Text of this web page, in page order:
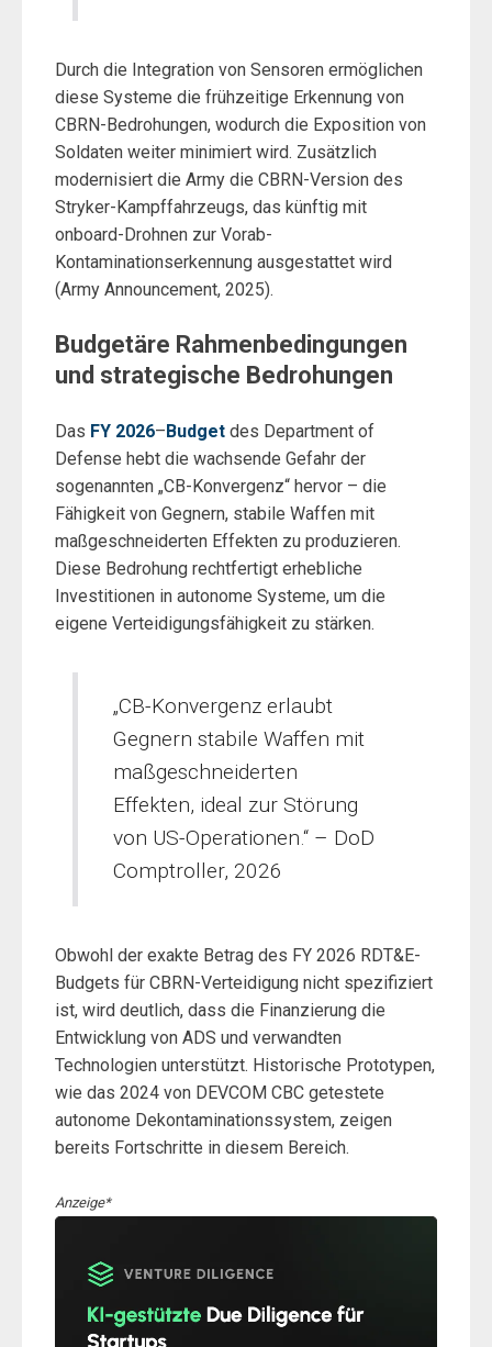
Durch die Integration von Sensoren ermöglichen
diese Systeme die frühzeitige Erkennung von
CBRN-Bedrohungen, wodurch die Exposition von
Soldaten weiter minimiert wird. Zusätzlich
modernisiert die Army die CBRN-Version des
Stryker-Kampffahrzeugs, das künftig mit
onboard-Drohnen zur Vorab-
Kontaminationserkennung ausgestattet wird
(Army Announcement, 2025).
Budgetäre Rahmenbedingungen
und strategische Bedrohungen
Das FY 2026–Budget des Department of
Defense hebt die wachsende Gefahr der
sogenannten „CB-Konvergenz“ hervor – die
Fähigkeit von Gegnern, stabile Waffen mit
maßgeschneiderten Effekten zu produzieren.
Diese Bedrohung rechtfertigt erhebliche
Investitionen in autonome Systeme, um die
eigene Verteidigungsfähigkeit zu stärken.
„CB-Konvergenz erlaubt
Gegnern stabile Waffen mit
maßgeschneiderten
Effekten, ideal zur Störung
von US-Operationen.“ – DoD
Comptroller, 2026
Obwohl der exakte Betrag des FY 2026 RDT&E-
Budgets für CBRN-Verteidigung nicht spezifiziert
ist, wird deutlich, dass die Finanzierung die
Entwicklung von ADS und verwandten
Technologien unterstützt. Historische Prototypen,
wie das 2024 von DEVCOM CBC getestete
autonome Dekontaminationssystem, zeigen
bereits Fortschritte in diesem Bereich.
Anzeige*